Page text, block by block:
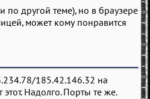
по другой теме), но в браузере
может кому понравится
185.42.146.32 на
этот. Надолго. Порты те же.